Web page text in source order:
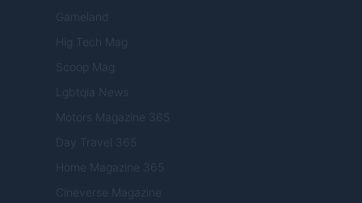
Gameland
Hig Tech Mag
Scoop Mag
Lgbtqia News
Motors Magazine 365
Day Travel 365
Home Magazine 365
Cineverse Magazine